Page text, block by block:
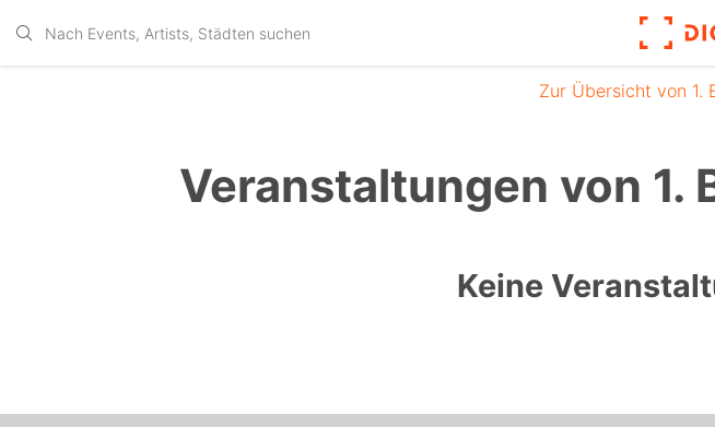
Zur Übersicht von 1.
Veranstaltungen von 1.
Keine